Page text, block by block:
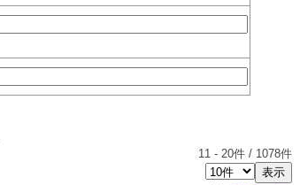
11 - 20件 / 1078件